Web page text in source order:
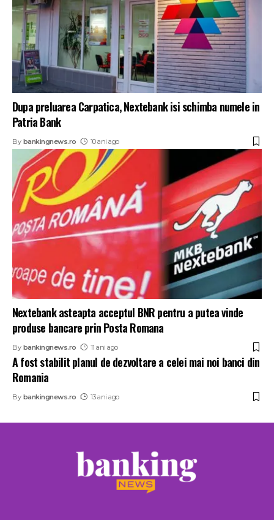
Dupa preluarea Carpatica, Nextebank isi schimba numele in
Patria Bank
By bankingnews.ro 10 ani ago
Nextebank asteapta acceptul BNR pentru a putea vinde
produse bancare prin Posta Romana
By bankingnews.ro 11 ani ago
A fost stabilit planul de dezvoltare a celei mai noi banci din
Romania
By bankingnews.ro 13 ani ago